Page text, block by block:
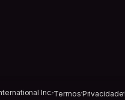
Inc.TermosPrivacidade